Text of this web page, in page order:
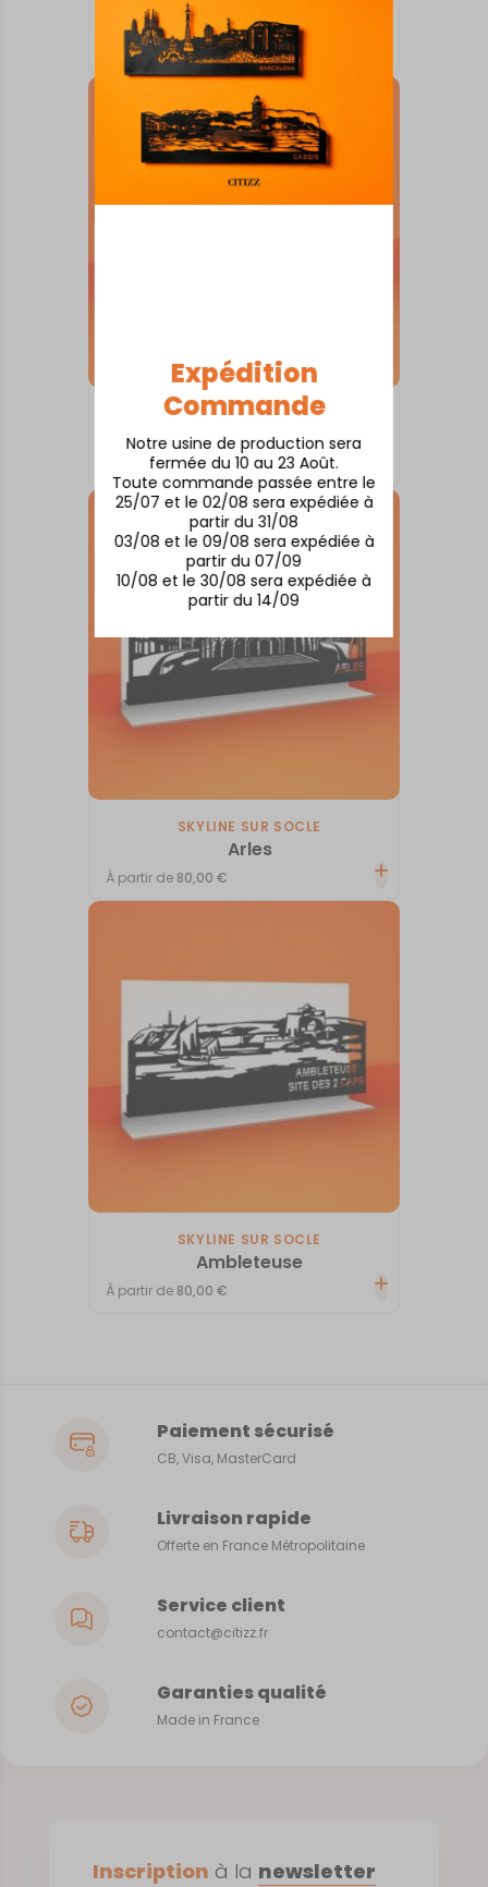
Expédition
Commande
Notre usine de production sera
fermée du 10 au 23 Août.
Toute commande passée entre le
25/07 et le 02/08 sera expédiée à
partir du 31/08
03/08 et le 09/08 sera expédiée à
partir du 07/09
10/08 et le 30/08 sera expédiée à
partir du 14/09
Albi
À partir de80,00€
SKYLINE SUR SOCLE
Anduze
À partir de80,00€
SKYLINE SUR SOCLE
Arles
À partir de 80,00€
SKYLINE SUR SOCLE
Ambleteuse
À partir de 80,00€
Paiement sécurisé
CB, Visa, MasterCard
Livraison rapide
Offerte en France Métropolitaine
Service client
contact@citizz.fr
Garanties qualité
Made in France
Inscription à la newsletter